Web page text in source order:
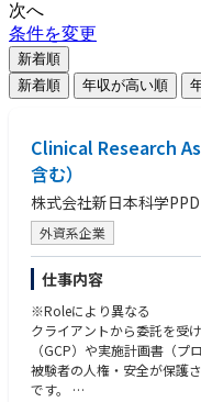
次へ
条件を変更
新着順
新着順
年収が高い順
Clinical Research
含む）
株式会社新日本科学PPD
外資系企業
仕事内容
※Roleにより異なる
クライアントから委託を受
（GCP）や実施計画書（
被験者の人権・安全が保護
です。